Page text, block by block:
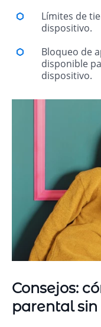
Límites de
dispositivo.
Bloqueo de
disponible
dispositivo.
Consejos:
parental